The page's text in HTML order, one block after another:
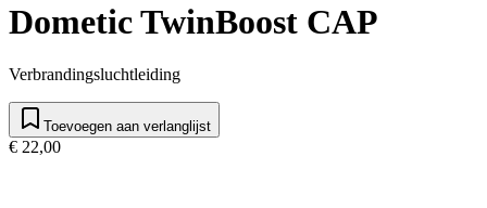
Dometic TwinBoost CAP
Verbrandingsluchtleiding
Toevoegen aan verlanglijst
€ 22,00